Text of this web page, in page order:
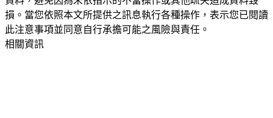
損。當您依照本文所提供之訊息執行各種操作，表示您已閱讀
此注意事項並同意自行承擔可能之風險與責任。
相關資訊